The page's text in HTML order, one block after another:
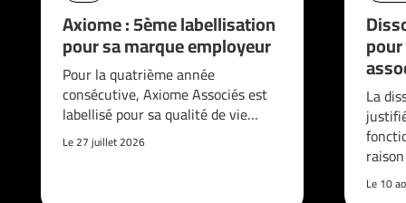
Axiome : 5ème labellisation
pour sa marque employeur
Pour la quatrième année
consécutive, Axiome Associés est
labellisé pour sa qualité de vie…
Le 27 juillet 2026
La
Le 10